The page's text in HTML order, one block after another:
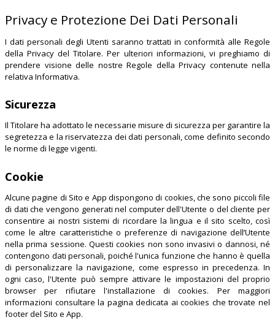
Privacy e Protezione Dei Dati Personali
I dati personali degli Utenti saranno trattati in conformità alle Regole
della Privacy del Titolare. Per ulteriori informazioni, vi preghiamo di
prendere visione delle nostre Regole della Privacy contenute nella
relativa Informativa.
Sicurezza
Il Titolare ha adottato le necessarie misure di sicurezza per garantire la
segretezza e la riservatezza dei dati personali, come definito secondo
le norme di legge vigenti.
Cookie
Alcune pagine di Sito e App dispongono di cookies, che sono piccoli file
di dati che vengono generati nel computer dell'Utente o del cliente per
consentire ai nostri sistemi di ricordare la lingua e il sito scelto, così
come le altre caratteristiche o preferenze di navigazione dell’Utente
nella prima sessione. Questi cookies non sono invasivi o dannosi, né
contengono dati personali, poiché l'unica funzione che hanno è quella
di personalizzare la navigazione, come espresso in precedenza. In
ogni caso, l'Utente può sempre attivare le impostazioni del proprio
browser per rifiutare l'installazione di cookies. Per maggiori
informazioni consultare la pagina dedicata ai cookies che trovate nel
footer del Sito e App.